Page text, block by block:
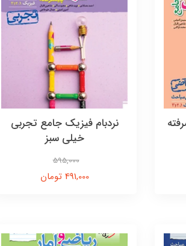
نردبام فیزیک جامع تجربی
خیلی سبز
595,000
491,000 تومان